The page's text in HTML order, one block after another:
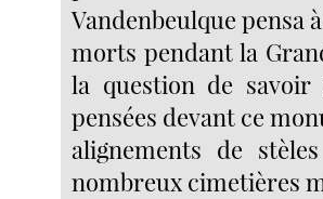
Vandenbeulque pensa
morts pendant la
la question de savoir
pensées devant ce
alignements de
nombreux cimetières